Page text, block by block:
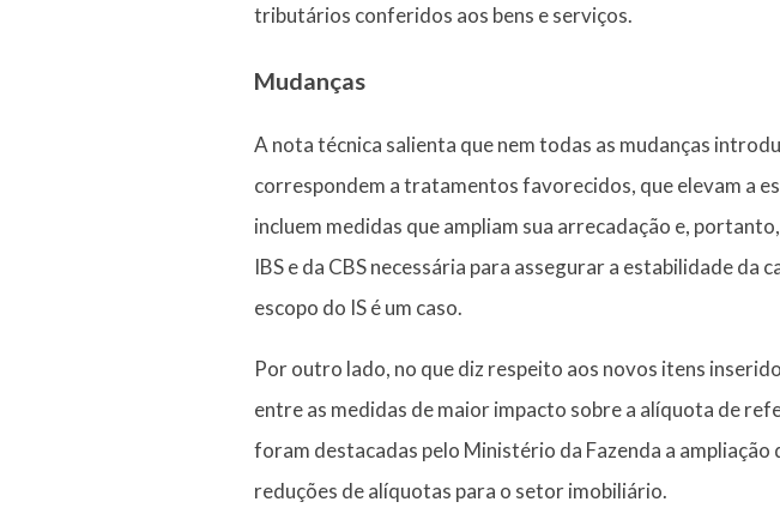
tributários conferidos aos bens e serviços.
Mudanças
A nota técnica salienta que nem todas as mudanças
correspondem a tratamentos favorecidos, que elevam a
incluem medidas que ampliam sua arrecadação e,
IBS e da CBS necessária para assegurar a estabilidade
escopo do IS é um caso.
Por outro lado, no que diz respeito aos novos itens
entre as medidas de maior impacto sobre a alíquota de
foram destacadas pelo Ministério da Fazenda a
reduções de alíquotas para o setor imobiliário.